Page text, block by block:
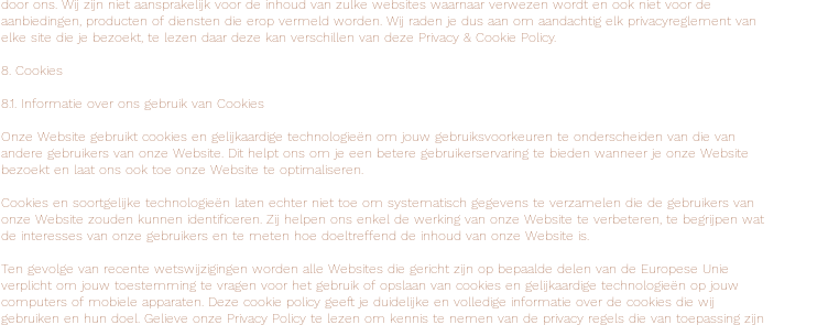
door ons. Wij zijn niet aansprakelijk voor de inhoud van zulke websites waarnaar verwezen wordt en ook niet voor de
aanbiedingen, producten of diensten die erop vermeld worden. Wij raden je dus aan om aandachtig elk privacyreglement van
elke site die je bezoekt, te lezen daar deze kan verschillen van deze Privacy & Cookie Policy.
8. Cookies
8.1. Informatie over ons gebruik van Cookies
Onze Website gebruikt cookies en gelijkaardige technologieën om jouw gebruiksvoorkeuren te onderscheiden van die van
andere gebruikers van onze Website. Dit helpt ons om je een betere gebruikerservaring te bieden wanneer je onze Website
bezoekt en laat ons ook toe onze Website te optimaliseren.
Cookies en soortgelijke technologieën laten echter niet toe om systematisch gegevens te verzamelen die de gebruikers van
onze Website zouden kunnen identificeren. Zij helpen ons enkel de werking van onze Website te verbeteren, te begrijpen wat
de interesses van onze gebruikers en te meten hoe doeltreffend de inhoud van onze Website is.
Ten gevolge van recente wetswijzigingen worden alle Websites die gericht zijn op bepaalde delen van de Europese Unie
verplicht om jouw toestemming te vragen voor het gebruik of opslaan van cookies en gelijkaardige technologieën op jouw
computers of mobiele apparaten. Deze cookie policy geeft je duidelijke en volledige informatie over de cookies die wij
gebruiken en hun doel. Gelieve onze Privacy Policy te lezen om kennis te nemen van de privacy regels die van toepassing zijn